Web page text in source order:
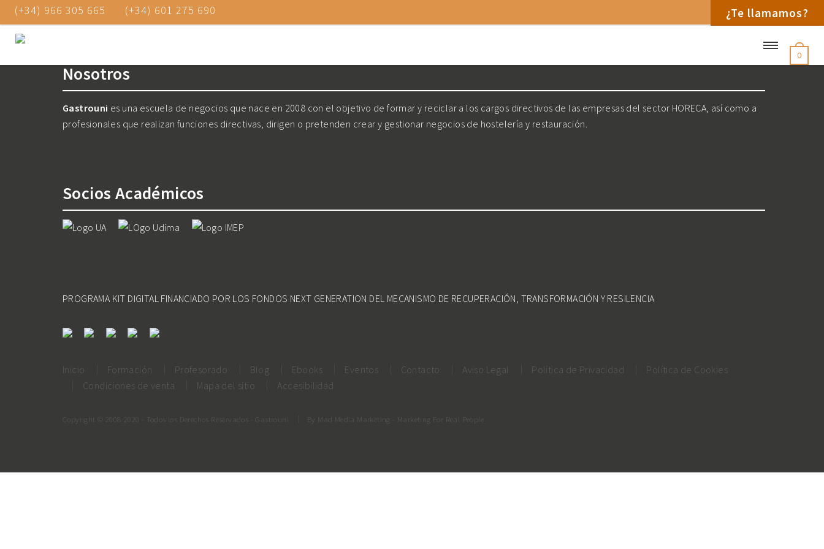
(+34) 966 305 665 (+34) 601 275 690 ¿Te llamamos?
0
Nosotros
Gastrouni es una escuela de negocios que nace en 2008 con el objetivo de formar y reciclar a los cargos directivos de las empresas del sector HORECA, así como a
profesionales que realizan funciones directivas, dirigen o pretenden crear y gestionar negocios de hostelería y restauración.
Socios Académicos
PROGRAMA KIT DIGITAL FINANCIADO POR LOS FONDOS NEXT GENERATION DEL MECANISMO DE RECUPERACIÓN, TRANSFORMACIÓN Y RESILENCIA
Inicio Formación Profesorado Blog Ebooks Eventos Contacto Aviso Legal Política de Privacidad
Política de Cookies
Condiciones de venta
Mapa del sitio Accesibilidad
Copyright © 2008-2020 - Todos los Derechos Reservados - Gastrouni By Mad Media Marketing - Marketing For Real People